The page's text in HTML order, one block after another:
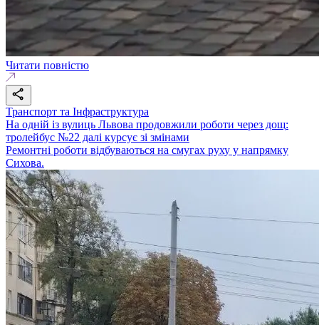
Читати повністю
Транспорт та Інфраструктура
На одній із вулиць Львова продовжили роботи через дощ:
тролейбус №22 далі курсує зі змінами
Ремонтні роботи відбуваються на смугах руху у напрямку
Сихова.